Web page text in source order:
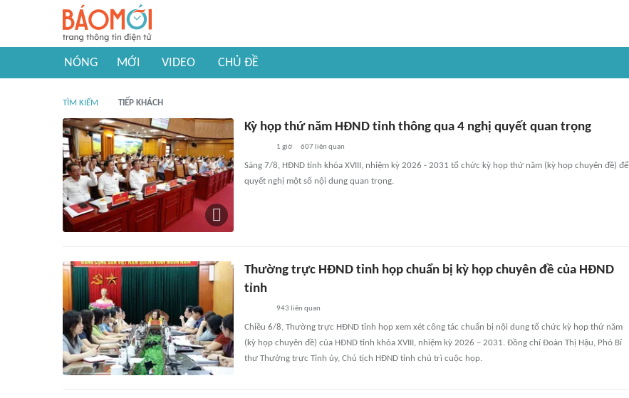
NÓNG MỚI VIDEO CHỦ ĐỀ
TÌM KIẾM TIẾP KHÁCH
Kỳ họp thứ năm HĐND tỉnh thông qua 4 nghị quyết quan trọng
1 giờ 607 liên quan
Sáng 7/8, HĐND tỉnh khóa XVIII, nhiệm kỳ 2026 - 2031 tổ chức kỳ họp thứ năm (kỳ họp chuyên đề) để
quyết nghị một số nội dung quan trọng.
Thường trực HĐND tỉnh họp chuẩn bị kỳ họp chuyên đề của HĐND
tỉnh
943 liên quan
Chiều 6/8, Thường trực HĐND tỉnh họp xem xét công tác chuẩn bị nội dung tổ chức kỳ họp thứ năm
(kỳ họp chuyên đề) của HĐND tỉnh khóa XVIII, nhiệm kỳ 2026 – 2031. Đồng chí Đoàn Thị Hậu, Phó Bí
thư Thường trực Tỉnh ủy, Chủ tịch HĐND tỉnh chủ trì cuộc họp.